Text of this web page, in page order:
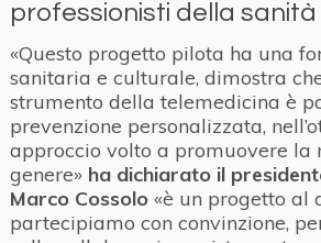
professionisti della sanità
«Questo progetto pilota ha una
sanitaria e culturale, dimostra
strumento della telemedicina è
prevenzione personalizzata,
approccio volto a promuovere la
genere» ha dichiarato il
Marco Cossolo«è un progetto al
partecipiamo con convinzione,